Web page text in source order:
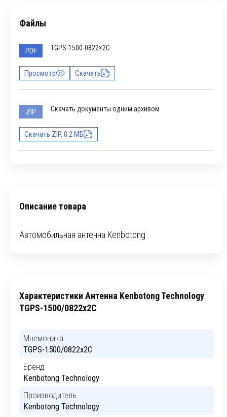
Файлы
PDF TGPS-1500-0822×2C
Просмотр Скачать
ZIP Скачать документы одним архивом
Скачать ZIP, 0.2 МБ
Описание товара
Автомобильная антенна Kenbotong
Характеристики Антенна Kenbotong Technology
TGPS-1500/0822x2C
Мнемоника
TGPS-1500/0822x2C
Бренд
Kenbotong Technology
Производитель
Kenbotong Technology